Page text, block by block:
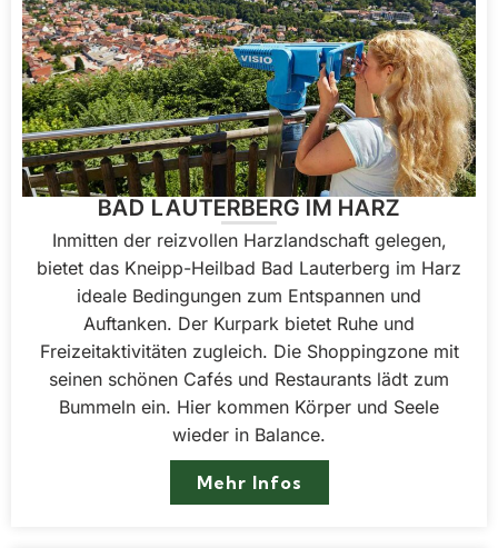
BAD LAUTERBERG IM HARZ
Inmitten der reizvollen Harzlandschaft gelegen,
bietet das Kneipp-Heilbad Bad Lauterberg im Harz
ideale Bedingungen zum Entspannen und
Auftanken. Der Kurpark bietet Ruhe und
Freizeitaktivitäten zugleich. Die Shoppingzone mit
seinen schönen Cafés und Restaurants lädt zum
Bummeln ein. Hier kommen Körper und Seele
wieder in Balance.
Mehr Infos